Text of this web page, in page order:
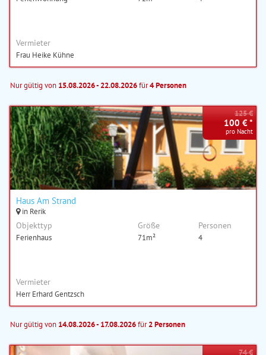
Vermieter
Frau Heike Kühne
Nur gültig von 15.08.2026 - 22.08.2026für4 Personen
Haus Am Strand
in Rerik
Objekttyp
Ferienhaus
Größe
71m²
Personen
4
125 €
100 € *
pro Nacht
Vermieter
Herr Erhard Gentzsch
Nur gültig von 14.08.2026 - 17.08.2026für2 Personen
74 €